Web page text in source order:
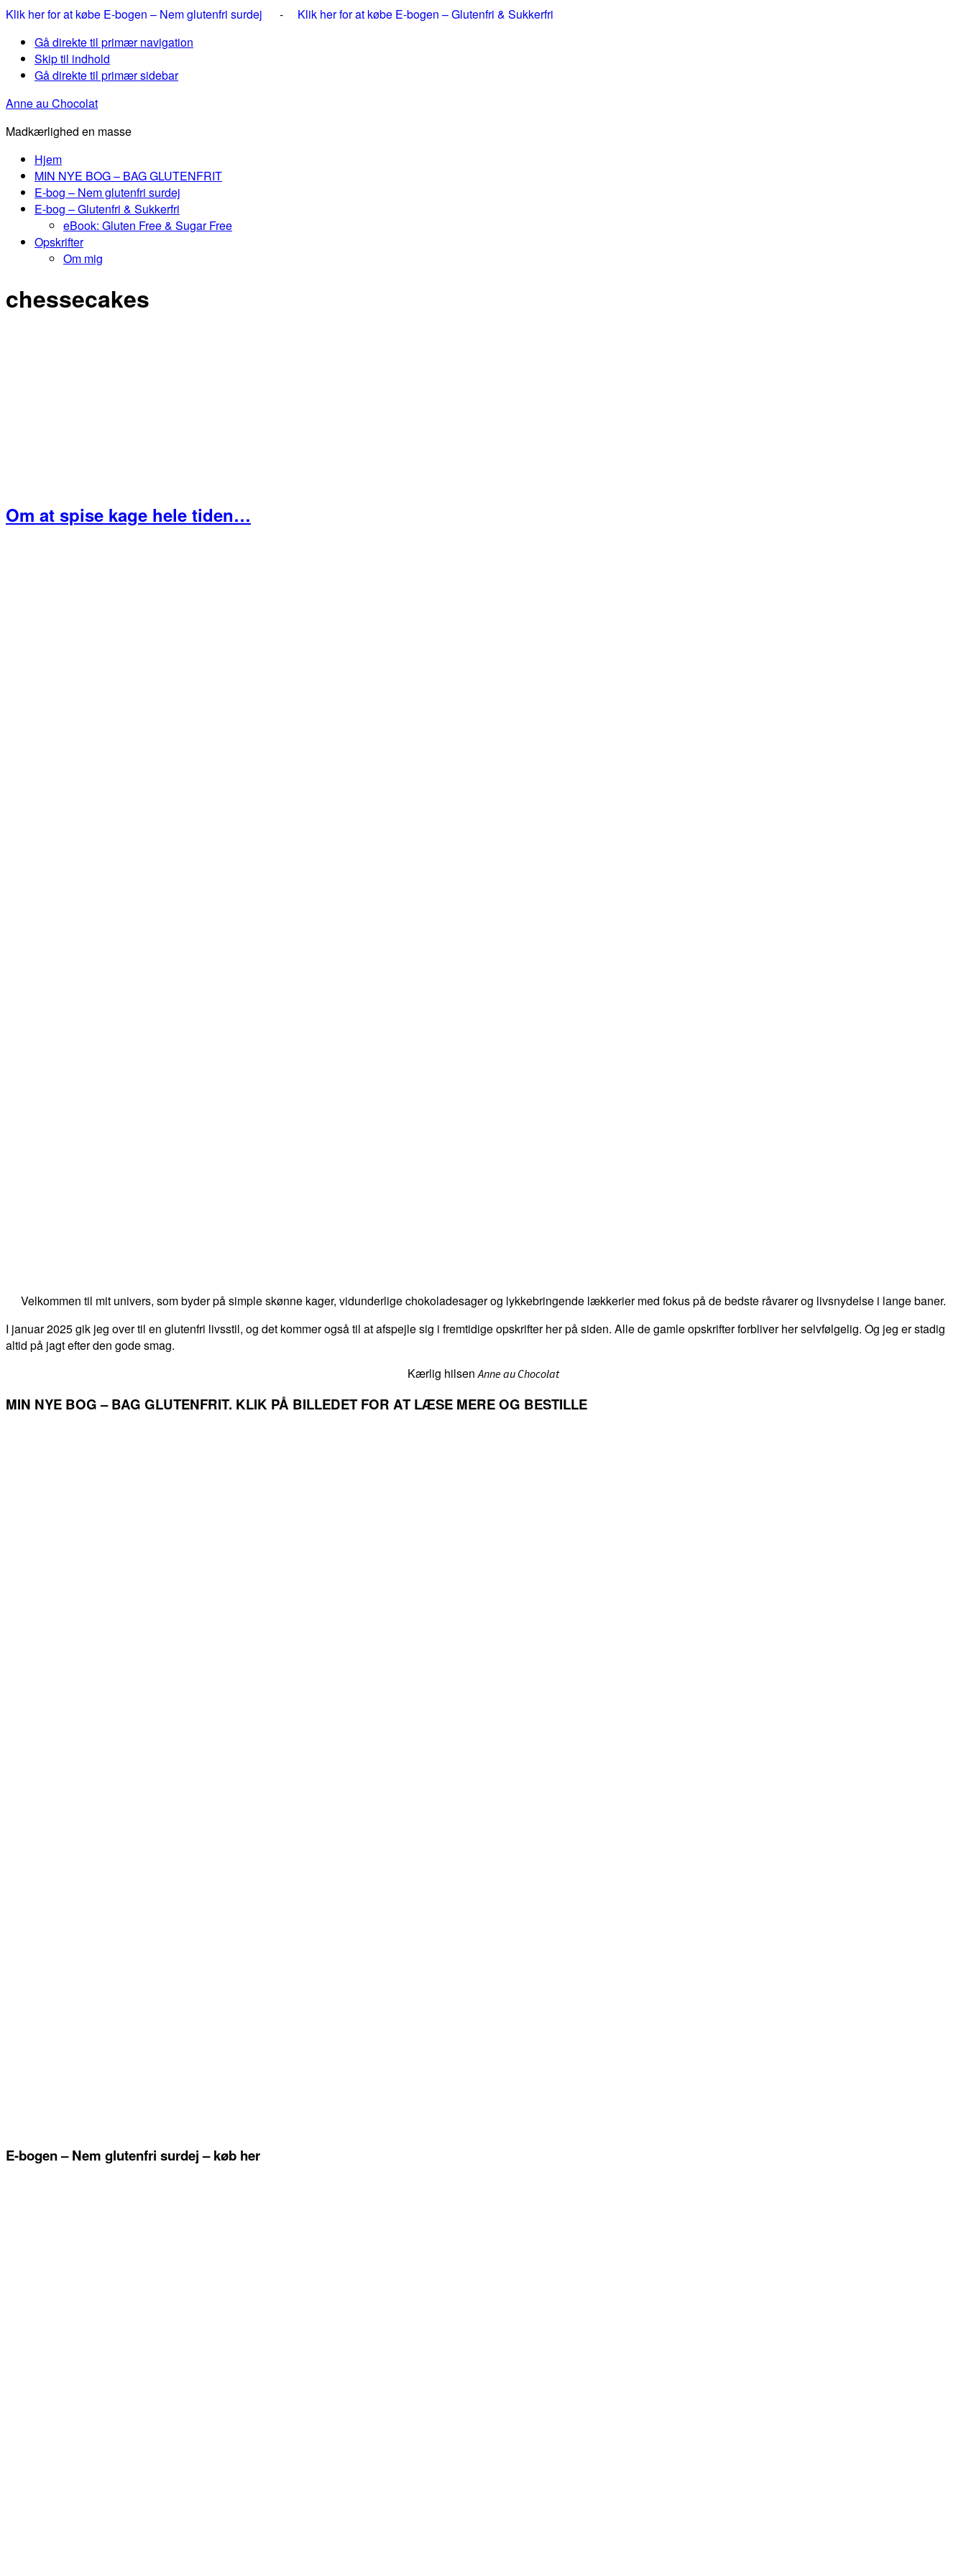
Klik her for at købe E-bogen – Nem glutenfri surdej - Klik her for at købe E-bogen – Glutenfri & Sukkerfri
Gå direkte til primær navigation
Skip til indhold
Gå direkte til primær sidebar
Anne au Chocolat
Madkærlighed en masse
Hjem
MIN NYE BOG – BAG GLUTENFRIT
E-bog – Nem glutenfri surdej
E-bog – Glutenfri & Sukkerfri
eBook: Gluten Free & Sugar Free
Opskrifter
Om mig
chessecakes
Om at spise kage hele tiden…
Velkommen til mit univers, som byder på simple skønne kager, vidunderlige chokoladesager og lykkebringende lækkerier med fokus på de bedste råvarer og livsnydelse i lange baner.
I januar 2025 gik jeg over til en glutenfri livsstil, og det kommer også til at afspejle sig i fremtidige opskrifter her på siden. Alle de gamle opskrifter forbliver her selvfølgelig. Og jeg er stadig
altid på jagt efter den gode smag.
Kærlig hilsenAnne au Chocolat
MIN NYE BOG – BAG GLUTENFRIT. KLIK PÅ BILLEDET FOR AT LÆSE MERE OG BESTILLE
E-bogen – Nem glutenfri surdej – køb her